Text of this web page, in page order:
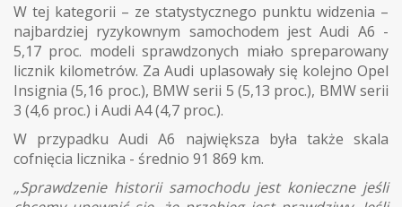
W tej kategorii – ze statystycznego punktu widzenia –
najbardziej ryzykownym samochodem jest Audi A6 -
5,17 proc. modeli sprawdzonych miało spreparowany
licznik kilometrów. Za Audi uplasowały się kolejno Opel
Insignia (5,16 proc.), BMW serii 5 (5,13 proc.), BMW serii
3 (4,6 proc.) i Audi A4 (4,7 proc.).
W przypadku Audi A6 największa była także skala
cofnięcia licznika - średnio 91 869 km.
„Sprawdzenie historii samochodu jest konieczne jeśli